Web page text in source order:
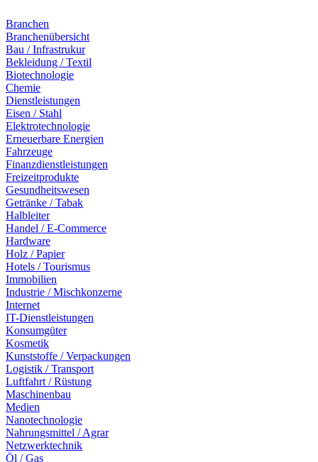
Branchen
Branchenübersicht
Bau / Infrastrukur
Bekleidung / Textil
Biotechnologie
Chemie
Dienstleistungen
Eisen / Stahl
Elektrotechnologie
Erneuerbare Energien
Fahrzeuge
Finanzdienstleistungen
Freizeitprodukte
Gesundheitswesen
Getränke / Tabak
Halbleiter
Handel / E-Commerce
Hardware
Holz / Papier
Hotels / Tourismus
Immobilien
Industrie / Mischkonzerne
Internet
IT-Dienstleistungen
Konsumgüter
Kosmetik
Kunststoffe / Verpackungen
Logistik / Transport
Luftfahrt / Rüstung
Maschinenbau
Medien
Nanotechnologie
Nahrungsmittel / Agrar
Netzwerktechnik
Öl / Gas